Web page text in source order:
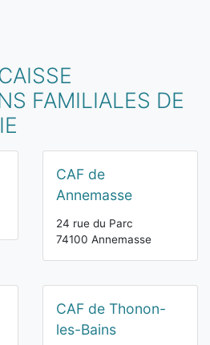
FAMILIALES DE
CAF de
Annemasse
24 rue du Parc
74100 Annemasse
CAF de Thonon-
les-Bains